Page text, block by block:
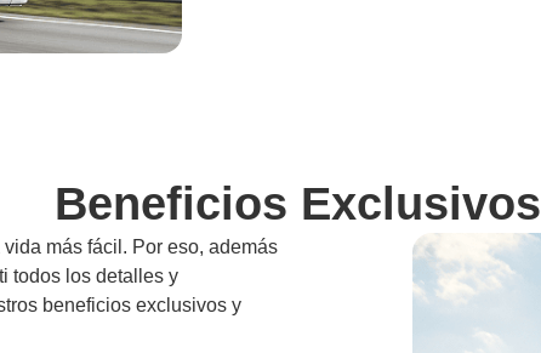
Beneficios Exclusivos
más fácil. Por eso, además
todos los detalles y
beneficios exclusivos y